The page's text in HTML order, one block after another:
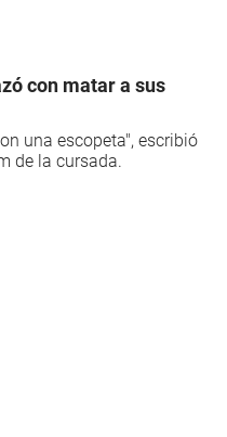
con matar a sus
una escopeta", escribió
de la cursada.